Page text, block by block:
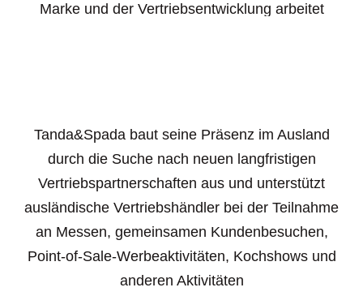
Marke und der Vertriebsentwicklung arbeitet
Tanda&Spada baut seine Präsenz im Ausland
durch die Suche nach neuen langfristigen
Vertriebspartnerschaften aus und unterstützt
ausländische Vertriebshändler bei der Teilnahme
an Messen, gemeinsamen Kundenbesuchen,
Point-of-Sale-Werbeaktivitäten, Kochshows und
anderen Aktivitäten